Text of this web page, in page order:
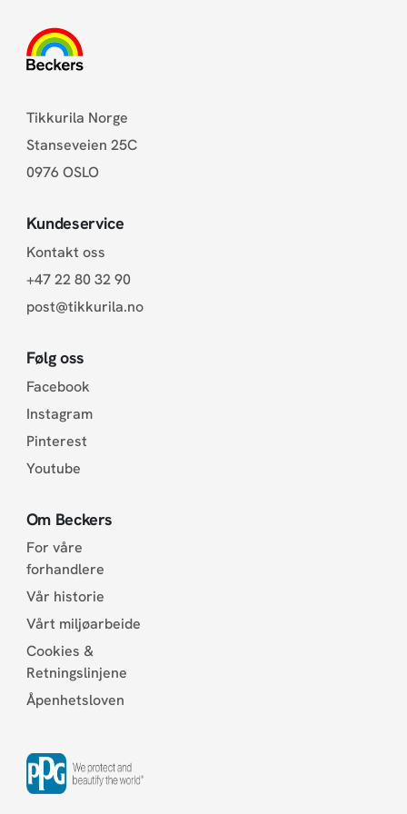
Tikkurila Norge
Stanseveien 25C
0976 OSLO
Kundeservice
Kontakt oss
+47 22 80 32 90
post@tikkurila.no
Følg oss
Facebook
Instagram
Pinterest
Youtube
Om Beckers
For våre
forhandlere
Vår historie
Vårt miljøarbeide
Cookies &
Retningslinjene
Åpenhetsloven